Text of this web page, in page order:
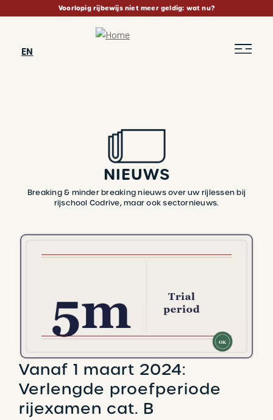
content
Voorlopig rijbewijs niet meer geldig: wat nu?
EN
NIEUWS
Breaking & minder breaking nieuws over uw rijlessen bij
rijschool Codrive, maar ook sectornieuws.
Vanaf 1 maart 2024:
Verlengde proefperiode
rijexamen cat. B